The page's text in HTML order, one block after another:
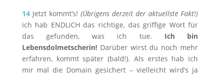
14Jetzt kommt’s! (Übrigens derzeit der aktuellste Fakt!)
ich hab ENDLICH das richtige, das griffige Wort für
das gefunden, was ich tue. Ich bin
Lebensdolmetscherin!Darüber wirst du noch mehr
erfahren, kommt später (bald!). Als erstes hab ich
mir mal die Domain gesichert – vielleicht wird’s ja